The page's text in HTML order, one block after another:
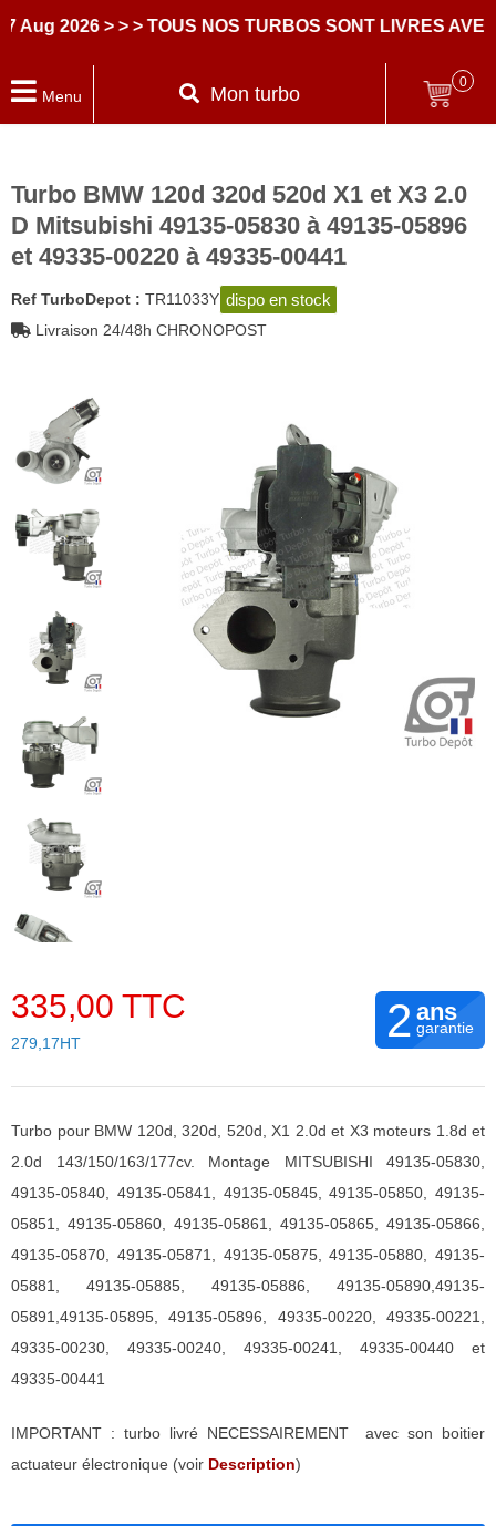
2026 > > > TOUS NOS TURBOS SONT LIVRES AVEC
Menu Mon turbo
0
Turbo BMW 120d 320d 520d X1 et X3 2.0
D Mitsubishi 49135-05830 à 49135-05896
et 49335-00220 à 49335-00441
Ref TurboDepot : TR11033Y dispo en stock
Livraison 24/48h CHRONOPOST
335,00 TTC
279,17HT 2 ans
garantie
Turbo pour BMW 120d, 320d, 520d, X1 2.0d et X3 moteurs 1.8d et
2.0d 143/150/163/177cv. Montage MITSUBISHI 49135-05830,
49135-05840, 49135-05841, 49135-05845, 49135-05850, 49135-
05851, 49135-05860, 49135-05861, 49135-05865, 49135-05866,
49135-05870, 49135-05871, 49135-05875, 49135-05880, 49135-
05881, 49135-05885, 49135-05886, 49135-05890,49135-
05891,49135-05895, 49135-05896, 49335-00220, 49335-00221,
49335-00230, 49335-00240, 49335-00241, 49335-00440 et
49335-00441
IMPORTANT : turbo livré NECESSAIREMENT avec son boitier
actuateur électronique (voir Description)